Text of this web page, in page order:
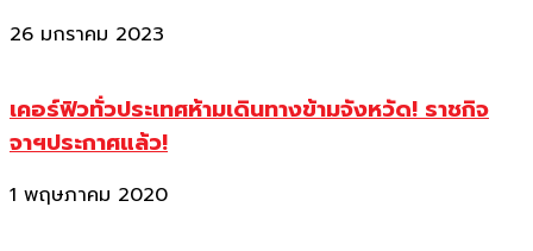
26 มกราคม 2023
เคอร์ฟิวทั่วประเทศห้ามเดินทางข้ามจังหวัด! ราชกิจ
จาฯประกาศแล้ว!
1 พฤษภาคม 2020